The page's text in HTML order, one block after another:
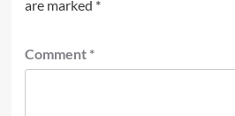
are marked *
Comment *